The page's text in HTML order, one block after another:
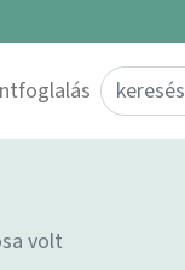
Search for:
volt